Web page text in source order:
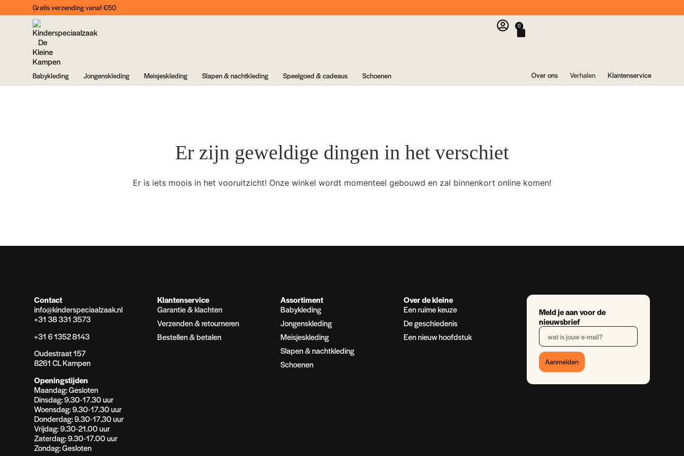
Gratis verzending vanaf €50
0
Babykleding Jongenskleding Meisjeskleding Slapen & nachtkleding Speelgoed & cadeaus Schoenen Over ons Verhalen Klantenservice
Er zijn geweldige dingen in het verschiet
Er is iets moois in het vooruitzicht! Onze winkel wordt momenteel gebouwd en zal binnenkort online komen!
Contact
info@kinderspeciaalzaak.nl
+31 38 331 3573
+31 6 1352 8143
Oudestraat 157
8261 CL Kampen
Openingstijden
Maandag: Gesloten
Dinsdag: 9.30-17.30 uur
Woensdag: 9.30-17.30 uur
Donderdag: 9.30-17.30 uur
Vrijdag: 9.30-21.00 uur
Zaterdag: 9.30-17.00 uur
Zondag: Gesloten
Klantenservice
Garantie & klachten
Verzenden & retourneren
Bestellen & betalen
Assortiment
Babykleding
Jongenskleding
Meisjeskleding
Slapen & nachtkleding
Schoenen
Over de kleine
Een ruime keuze
De geschiedenis
Een nieuw hoofdstuk
Meld je aan voor de
nieuwsbrief
Aanmelden